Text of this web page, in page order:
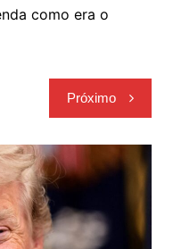
como era o
Próximo